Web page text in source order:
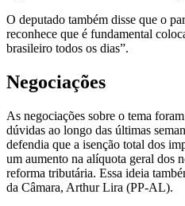
O deputado também disse que o
reconhece que é fundamental
brasileiro todos os dias”.
Negociações
As negociações sobre o tema
dúvidas ao longo das últimas
defendia que a isenção total dos
um aumento na alíquota geral dos
reforma tributária. Essa ideia
da Câmara, Arthur Lira (PP-AL).